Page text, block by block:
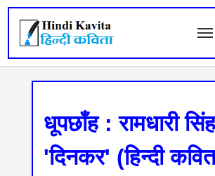
धूपछाँह : रामधारी सिंह
'दिनकर' (हिन्दी